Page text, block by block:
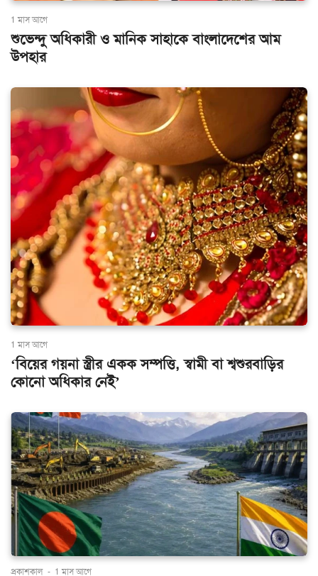
1 মাস আগে
শুভেন্দু অধিকারী ও মানিক সাহাকে বাংলাদেশের আম
উপহার
1 মাস আগে
‘বিয়ের গয়না স্ত্রীর একক সম্পত্তি, স্বামী বা শ্বশুরবাড়ির
কোনো অধিকার নেই’
প্রকাশকাল - 1 মাস আগে